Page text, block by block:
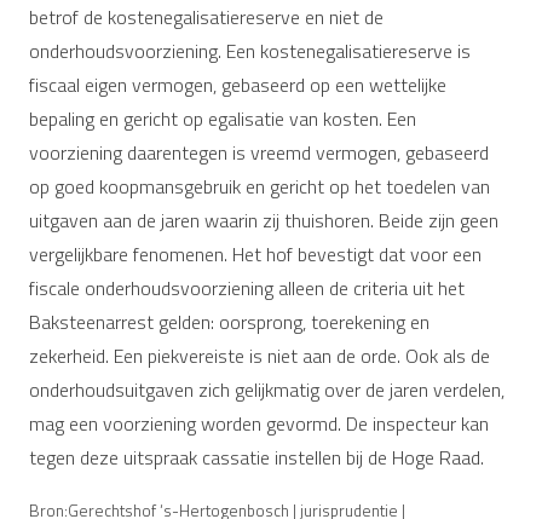
betrof de kostenegalisatiereserve en niet de
onderhoudsvoorziening. Een kostenegalisatiereserve is
fiscaal eigen vermogen, gebaseerd op een wettelijke
bepaling en gericht op egalisatie van kosten. Een
voorziening daarentegen is vreemd vermogen, gebaseerd
op goed koopmansgebruik en gericht op het toedelen van
uitgaven aan de jaren waarin zij thuishoren. Beide zijn geen
vergelijkbare fenomenen. Het hof bevestigt dat voor een
fiscale onderhoudsvoorziening alleen de criteria uit het
Baksteenarrest gelden: oorsprong, toerekening en
zekerheid. Een piekvereiste is niet aan de orde. Ook als de
onderhoudsuitgaven zich gelijkmatig over de jaren verdelen,
mag een voorziening worden gevormd. De inspecteur kan
tegen deze uitspraak cassatie instellen bij de Hoge Raad.
Bron:Gerechtshof ‘s-Hertogenbosch | jurisprudentie |